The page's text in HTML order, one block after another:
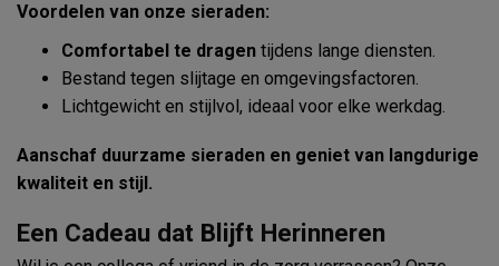
Voordelen van onze sieraden:
Comfortabel te dragen tijdens lange diensten.
Bestand tegen slijtage en omgevingsfactoren.
Lichtgewicht en stijlvol, ideaal voor elke werkdag.
Aanschaf duurzame sieraden en geniet van langdurige
kwaliteit en stijl.
Een Cadeau dat Blijft Herinneren